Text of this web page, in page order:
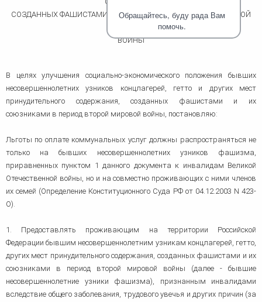
Обращайтесь, буду рада Вам
помочь.
Миграционное право
Недвижимость
Неимущественные права
Страховые споры
Таможенный адвокат
СОЗДАННЫХ ФАШИСТАМИ И ИХ СОЮЗНИКАМИ В ПЕРИОД ВТОРОЙ
ВОЙНЫ
В целях улучшения социально-экономического положения бывших
несовершеннолетних узников концлагерей, гетто и других мест
принудительного содержания, созданных фашистами и их
союзниками в период второй мировой войны, постановляю:
Льготы по оплате коммунальных услуг должны распространяться не
только на бывших несовершеннолетних узников фашизма,
приравненных пунктом 1 данного документа к инвалидам Великой
Отечественной войны, но и на совместно проживающих с ними членов
их семей (Определение Конституционного Суда РФ от 04.12.2003 N 423-
О).
1. Предоставлять проживающим на территории Российской
Федерации бывшим несовершеннолетним узникам концлагерей, гетто,
других мест принудительного содержания, созданных фашистами и их
союзниками в период второй мировой войны (далее - бывшие
несовершеннолетние узники фашизма), признанным инвалидами
вследствие общего заболевания, трудового увечья и других причин (за